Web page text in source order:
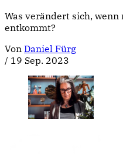
Was verändert sich,
entkommt?
Von Daniel Fürg
/ 19 Sep. 2023